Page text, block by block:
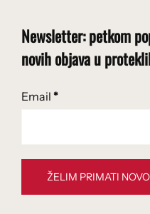
Newsletter: petkom
novih objava u
Email *